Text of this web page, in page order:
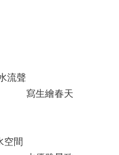
溪畔水流聲
寫生繪春天